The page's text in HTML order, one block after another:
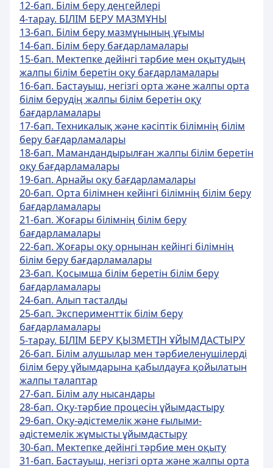
12-бап. Білім беру деңгейлері
4-тарау. БІЛІМ БЕРУ МАЗМҰНЫ
13-бап. Білім беру мазмұнының ұғымы
14-бап. Білім беру бағдарламалары
15-бап. Мектепке дейінгі тәрбие мен оқытудың
жалпы білім беретін оқу бағдарламалары
16-бап. Бастауыш, негізгі орта және жалпы орта
білім берудің жалпы білім беретін оқу
бағдарламалары
17-бап. Техникалық және кәсіптік білімнің білім
беру бағдарламалары
18-бап. Мамандандырылған жалпы білім беретін
оқу бағдарламалары
19-бап. Арнайы оқу бағдарламалары
20-бап. Орта білімнен кейінгі білімнің білім беру
бағдарламалары
21-бап. Жоғары білімнің білім беру
бағдарламалары
22-бап. Жоғары оқу орнынан кейінгі білімнің
білім беру бағдарламалары
23-бап. Қосымша білім беретін білім беру
бағдарламалары
24-бап. Алып тасталды
25-бап. Эксперименттік білім беру
бағдарламалары
5-тарау. БІЛІМ БЕРУ ҚЫЗМЕТІН ҰЙЫМДАСТЫРУ
26-бап. Білім алушылар мен тәрбиеленушілерді
білім беру ұйымдарына қабылдауға қойылатын
жалпы талаптар
27-бап. Білім алу нысандары
28-бап. Оқу-тәрбие процесін ұйымдастыру
29-бап. Оқу-әдістемелік және ғылыми-
әдістемелік жұмысты ұйымдастыру
30-бап. Мектепке дейінгі тәрбие мен оқыту
31-бап. Бастауыш, негізгі орта және жалпы орта